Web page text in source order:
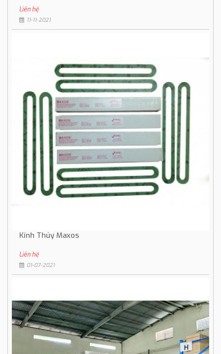
Liên hệ
11-11-2021
Kính Thủy Maxos
Liên hệ
01-07-2021